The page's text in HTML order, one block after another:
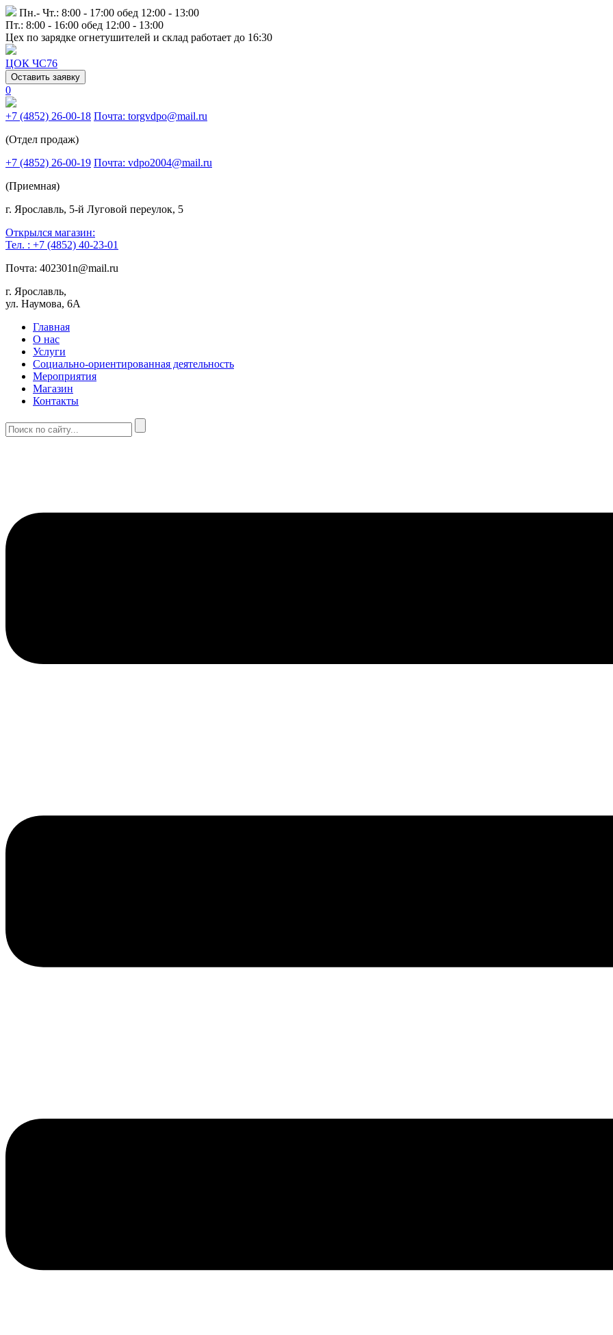
Пн.- Чт.: 8:00 - 17:00 обед 12:00 - 13:00
Пт.: 8:00 - 16:00 обед 12:00 - 13:00
Цех по зарядке огнетушителей и склад работает до 16:30
ЦОК ЧС76
Оставить заявку
0
+7 (4852) 26-00-18 Почта: torgvdpo@mail.ru
(Отдел продаж)
+7 (4852) 26-00-19 Почта: vdpo2004@mail.ru
(Приемная)
г. Ярославль, 5-й Луговой переулок, 5
Открылся магазин:
Тел. : +7 (4852) 40-23-01
Почта: 402301n@mail.ru
г. Ярославль,
ул. Наумова, 6А
Главная
О нас
Услуги
Социально-ориентированная деятельность
Мероприятия
Магазин
Контакты